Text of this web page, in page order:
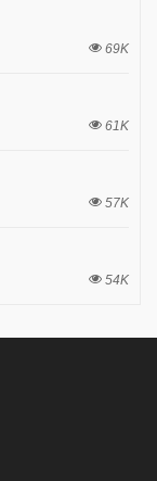
69K
61K
57K
54K